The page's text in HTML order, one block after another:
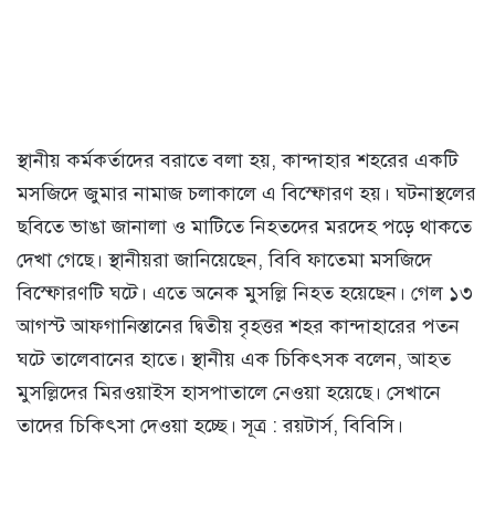
স্থানীয় কর্মকর্তাদের বরাতে বলা হয়, কান্দাহার শহরের একটি
মসজিদে জুমার নামাজ চলাকালে এ বিস্ফোরণ হয়। ঘটনাস্থলের
ছবিতে ভাঙা জানালা ও মাটিতে নিহতদের মরদেহ পড়ে থাকতে
দেখা গেছে। স্থানীয়রা জানিয়েছেন, বিবি ফাতেমা মসজিদে
বিস্ফোরণটি ঘটে। এতে অনেক মুসল্লি নিহত হয়েছেন। গেল ১৩
আগস্ট আফগানিস্তানের দ্বিতীয় বৃহত্তর শহর কান্দাহারের পতন
ঘটে তালেবানের হাতে। স্থানীয় এক চিকিৎসক বলেন, আহত
মুসল্লিদের মিরওয়াইস হাসপাতালে নেওয়া হয়েছে। সেখানে
তাদের চিকিৎসা দেওয়া হচ্ছে। সূত্র : রয়টার্স, বিবিসি।